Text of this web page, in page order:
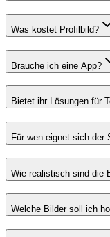
Was kostet Profilbild?
Brauche ich eine App?
Bietet ihr Lösungen für
Für wen eignet sich der
Wie realistisch sind die
Welche Bilder soll ich